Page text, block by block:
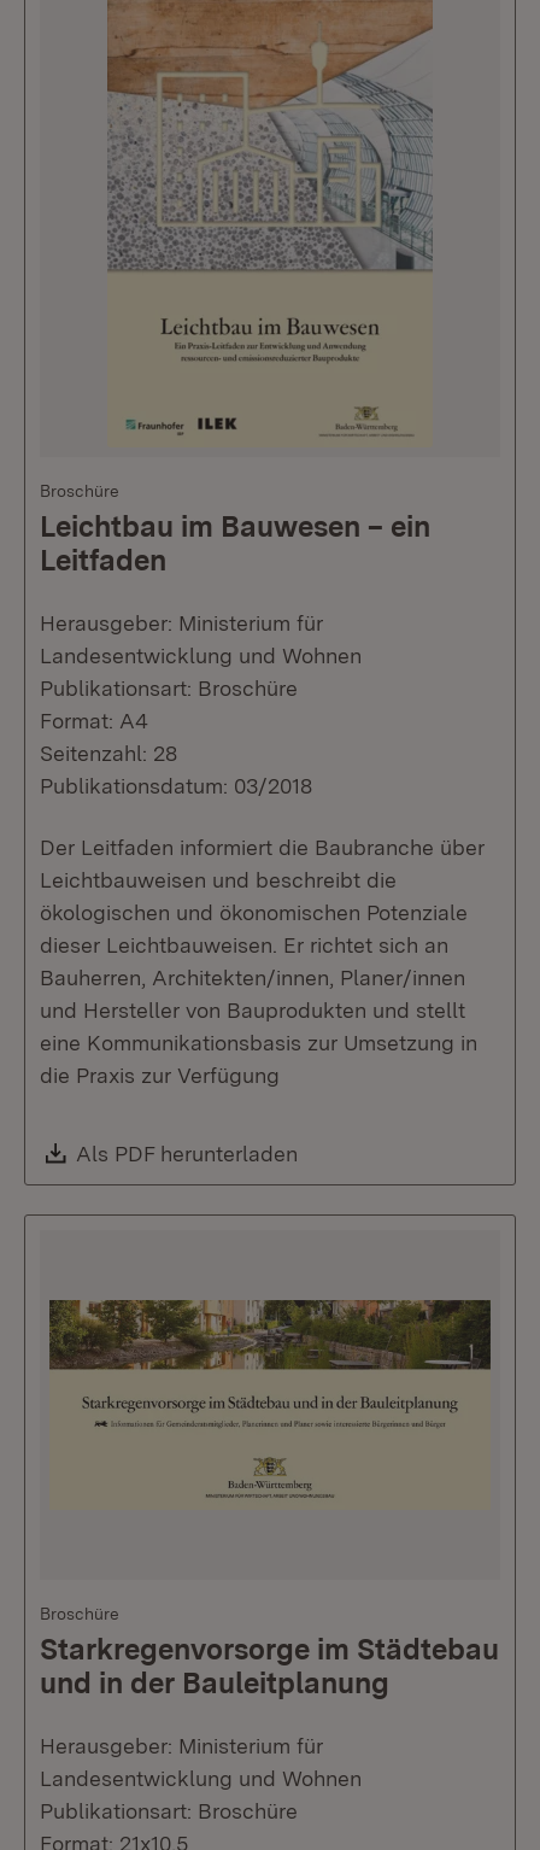
Broschüre
Leichtbau im Bauwesen – ein
Leitfaden
Herausgeber: Ministerium für
Landesentwicklung und Wohnen
Publikationsart: Broschüre
Format: A4
Seitenzahl: 28
Publikationsdatum: 03/2018
Der Leitfaden informiert die Baubranche über
Leichtbauweisen und beschreibt die
ökologischen und ökonomischen Potenziale
dieser Leichtbauweisen. Er richtet sich an
Bauherren, Architekten/innen, Planer/innen
und Hersteller von Bauprodukten und stellt
eine Kommunikationsbasis zur Umsetzung in
die Praxis zur Verfügung
Download:
Als PDF herunterladen
Broschüre
Starkregenvorsorge im Städtebau
und in der Bauleitplanung
Herausgeber: Ministerium für
Landesentwicklung und Wohnen
Publikationsart: Broschüre
Format: 21x10,5